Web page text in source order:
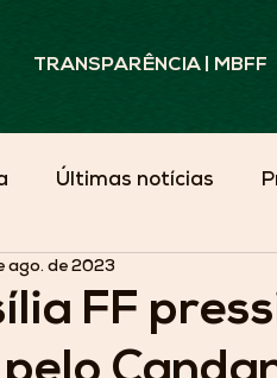
TRANSPARÊNCIA | MBFF
Últimas notícias
Além do Campo
FF
ago. de 2023